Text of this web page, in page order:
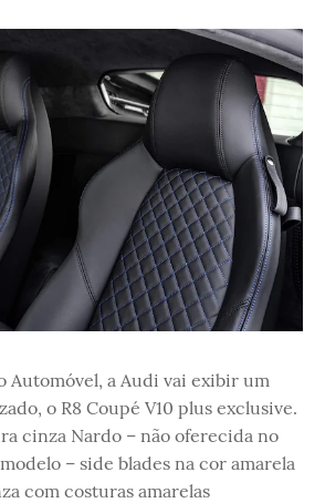
Automóvel, a Audi vai exibir um
o R8 Coupé V10 plus exclusive.
cinza Nardo – não oferecida no
– side blades na cor amarela
com costuras amarelas